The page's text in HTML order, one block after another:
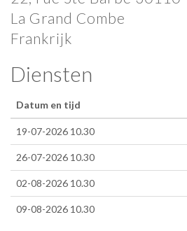
La Grand Combe
Frankrijk
Diensten
Datum en tijd
19-07-2026 10.30
26-07-2026 10.30
02-08-2026 10.30
09-08-2026 10.30